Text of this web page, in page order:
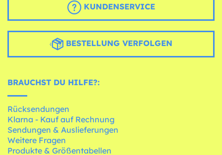
KUNDENSERVICE
BESTELLUNG VERFOLGEN
BRAUCHST DU HILFE?:
Rücksendungen
Klarna - Kauf auf Rechnung
Sendungen & Auslieferungen
Weitere Fragen
Produkte & Größentabellen